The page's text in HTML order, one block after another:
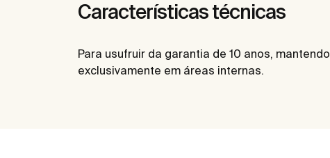
Características técnicas
Para usufruir da garantia de 10 anos,
exclusivamente em áreas internas.